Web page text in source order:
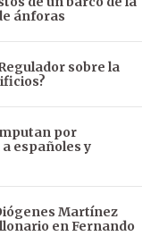
ánforas
sobre la
por
españoles y
Martínez
en Fernando